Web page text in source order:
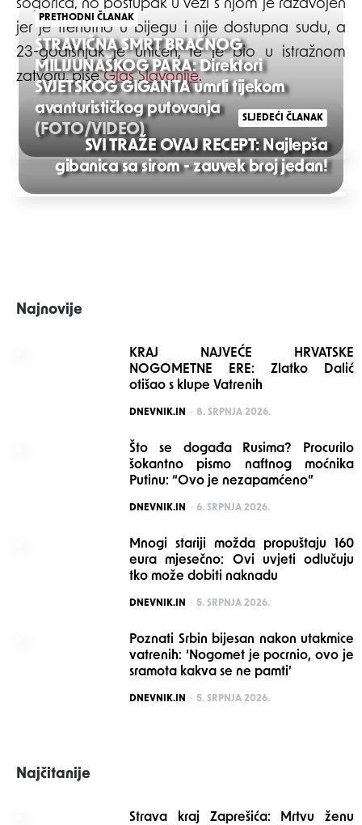
šogorica, no postupak u vezi s njom je razdvojen
jer je trenutno u bijegu i nije dostupna sudu, a
23-godišnjak je uhićen, te je bio u istražnom
zatvoru, pišeGlas Slavonije.
Post
navigation
PRETHODNI ČLANAK
STRAVIČNA SMRT BRAČNOG
MILIJUNAŠKOG PARA: Direktori
SVJETSKOG GIGANTA umrli tijekom
avanturističkog putovanja
(FOTO/VIDEO)
SLJEDEĆI ČLANAK
SVI TRAŽE OVAJ RECEPT: Najlepša
gibanica sa sirom - zauvek broj jedan!
Najnovije
KRAJ NAJVEĆE HRVATSKE
NOGOMETNE ERE: Zlatko Dalić
otišao s klupe Vatrenih
POSTED
DNEVNIK.IN 8. SRPNJA 2026.
Što se događa Rusima? Procurilo
šokantno pismo naftnog moćnika
Putinu: “Ovo je nezapamćeno”
POSTED
DNEVNIK.IN 6. SRPNJA 2026.
Mnogi stariji možda propuštaju 160
eura mjesečno: Ovi uvjeti odlučuju
tko može dobiti naknadu
POSTED
DNEVNIK.IN 5. SRPNJA 2026.
Poznati Srbin bijesan nakon utakmice
vatrenih: ‘Nogomet je pocrnio, ovo je
sramota kakva se ne pamti’
POSTED
DNEVNIK.IN 5. SRPNJA 2026.
Najčitanije
Strava kraj Zaprešića: Mrtvu ženu